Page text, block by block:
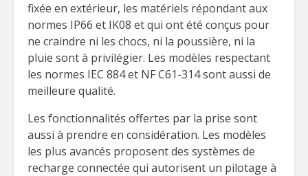
fixée en extérieur, les matériels répondant aux
normes IP66 et IK08 et qui ont été conçus pour
ne craindre ni les chocs, ni la poussière, ni la
pluie sont à privilégier. Les modèles respectant
les normes IEC 884 et NF C61-314 sont aussi de
meilleure qualité.
Les fonctionnalités offertes par la prise sont
aussi à prendre en considération. Les modèles
les plus avancés proposent des systèmes de
recharge connectée qui autorisent un pilotage à